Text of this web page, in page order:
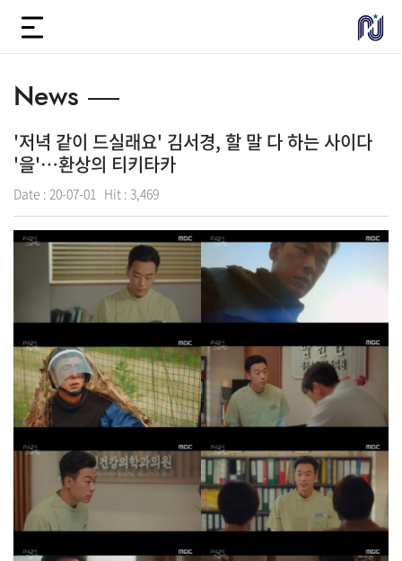
News
'저녁 같이 드실래요' 김서경, 할 말 다 하는 사이다
'을'…환상의 티키타카
Date : 20-07-01 Hit : 3,469